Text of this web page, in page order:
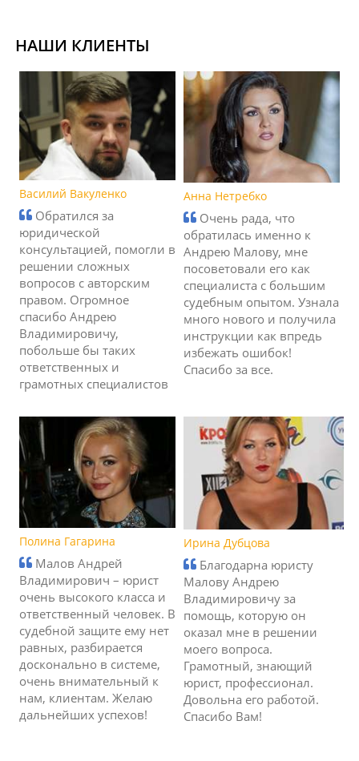
НАШИ КЛИЕНТЫ
Василий Вакуленко
Обратился за
юридической
консультацией, помогли в
решении сложных
вопросов с авторским
правом. Огромное
спасибо Андрею
Владимировичу,
побольше бы таких
ответственных и
грамотных специалистов
Анна Нетребко
Очень рада, что
обратилась именно к
Андрею Малову, мне
посоветовали его как
специалиста с большим
судебным опытом. Узнала
много нового и получила
инструкции как впредь
избежать ошибок!
Спасибо за все.
Полина Гагарина
Малов Андрей
Владимирович – юрист
очень высокого класса и
ответственный человек. В
судебной защите ему нет
равных, разбирается
досконально в системе,
очень внимательный к
нам, клиентам. Желаю
дальнейших успехов!
Ирина Дубцова
Благодарна юристу
Малову Андрею
Владимировичу за
помощь, которую он
оказал мне в решении
моего вопроса.
Грамотный, знающий
юрист, профессионал.
Довольна его работой.
Спасибо Вам!